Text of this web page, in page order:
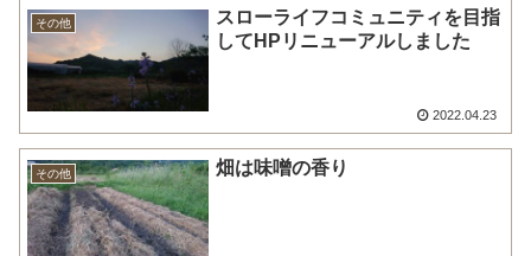
その他
スローライフコミュニティを目指
してHPリニューアルしました
2022.04.23
その他 畑は味噌の香り